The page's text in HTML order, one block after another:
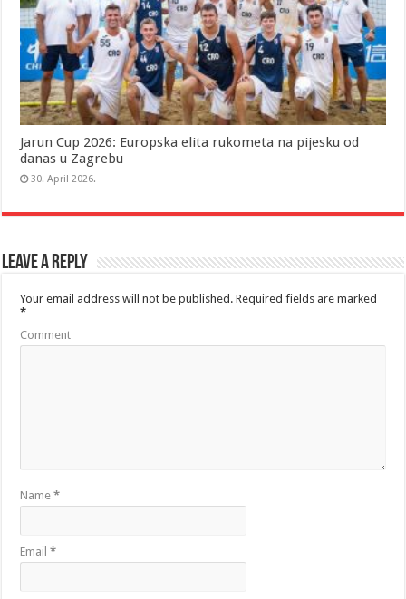
Jarun Cup 2026: Europska elita rukometa na pijesku od
danas u Zagrebu
30. April 2026.
Leave a Reply
Your email address will not be published. Required fields are marked
*
Comment
Name*
Email*